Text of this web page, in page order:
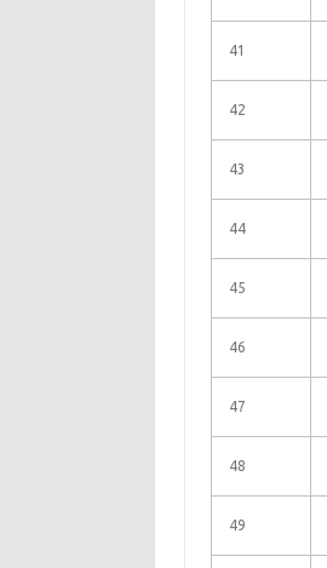
41
42
43
44
45
46
47
48
49